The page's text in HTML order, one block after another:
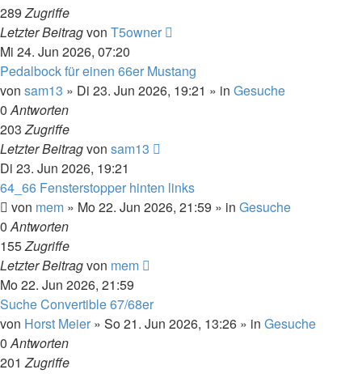
289Zugriffe
Letzter Beitragvon T5owner
Mi 24. Jun 2026, 07:20
Pedalbock für einen 66er Mustang
von sam13 » Di 23. Jun 2026, 19:21 » in Gesuche
0Antworten
203Zugriffe
Letzter Beitragvon sam13
Di 23. Jun 2026, 19:21
64_66 Fensterstopper hinten links
von mem » Mo 22. Jun 2026, 21:59 » in Gesuche
0Antworten
155Zugriffe
Letzter Beitragvon mem
Mo 22. Jun 2026, 21:59
Suche Convertible 67/68er
von Horst Meier » So 21. Jun 2026, 13:26 » in Gesuche
0Antworten
201Zugriffe